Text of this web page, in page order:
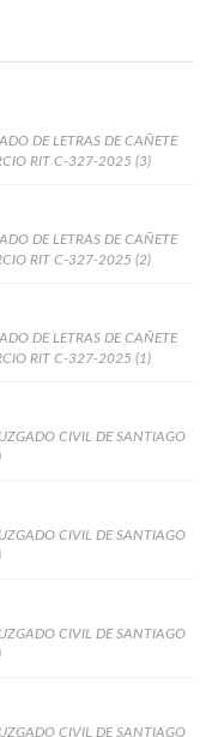
DE LETRAS DE CAÑETE
RIT C-327-2025 (3)
DE LETRAS DE CAÑETE
RIT C-327-2025 (2)
DE LETRAS DE CAÑETE
RIT C-327-2025 (1)
CIVIL DE SANTIAGO
CIVIL DE SANTIAGO
CIVIL DE SANTIAGO
CIVIL DE SANTIAGO